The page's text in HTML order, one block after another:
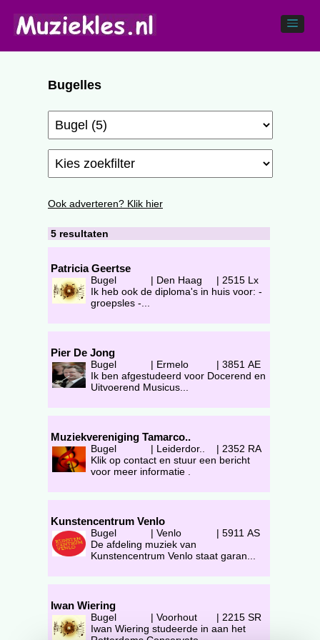
Bugelles
Ook adverteren? Klik hier
5 resultaten
Patricia Geertse
Bugel | Den Haag | 2515 Lx
Ik heb ook de diploma's in huis voor: -
groepsles -...
Pier De Jong
Bugel | Ermelo | 3851 AE
Ik ben afgestudeerd voor Docerend en
Uitvoerend Musicus...
Muziekvereniging Tamarco..
Bugel | Leiderdor.. | 2352 RA
Klik op contact en stuur een bericht
voor meer informatie .
Kunstencentrum Venlo
Bugel | Venlo | 5911 AS
De afdeling muziek van
Kunstencentrum Venlo staat garan...
Iwan Wiering
Bugel | Voorhout | 2215 SR
Iwan Wiering studeerde in aan het